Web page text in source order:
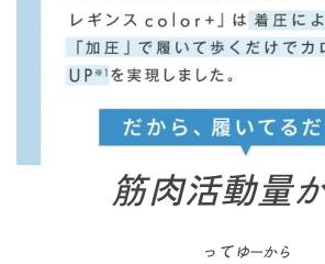
筋肉活動量
ってゆーから